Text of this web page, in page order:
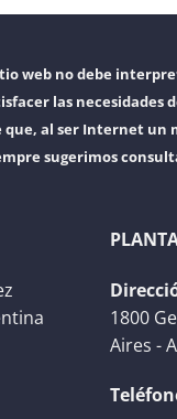
web no debe
las
que, al ser Internet
sugerimos
1800
Aires -